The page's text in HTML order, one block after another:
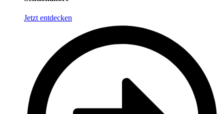
Jetzt entdecken